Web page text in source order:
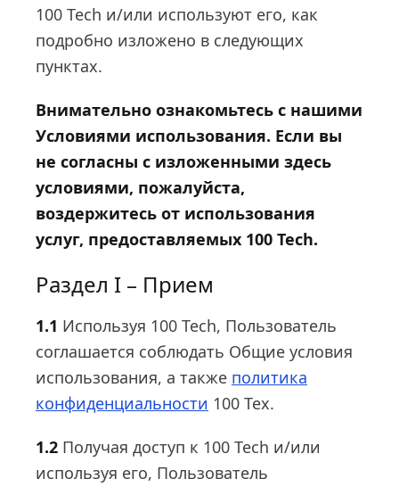
100 Tech и/или используют его, как
подробно изложено в следующих
пунктах.
Внимательно ознакомьтесь с нашими
Условиями использования. Если вы
не согласны с изложенными здесь
условиями, пожалуйста,
воздержитесь от использования
услуг, предоставляемых 100 Tech.
Раздел I – Прием
1.1 Используя 100 Tech, Пользователь
соглашается соблюдать Общие условия
использования, а также политика
конфиденциальности 100 Тех.
1.2 Получая доступ к 100 Tech и/или
используя его, Пользователь